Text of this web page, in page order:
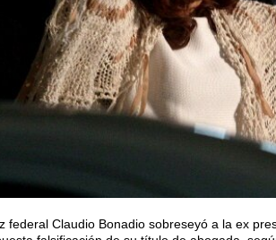
federal Claudio Bonadio sobreseyó a la ex